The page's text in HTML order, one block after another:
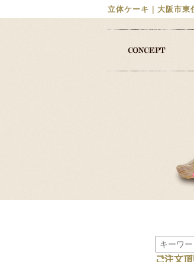
立体ケーキ｜大阪市東